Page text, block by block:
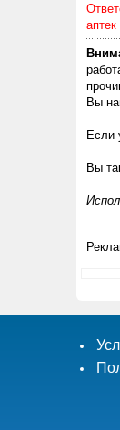
Вы
Если
Вы